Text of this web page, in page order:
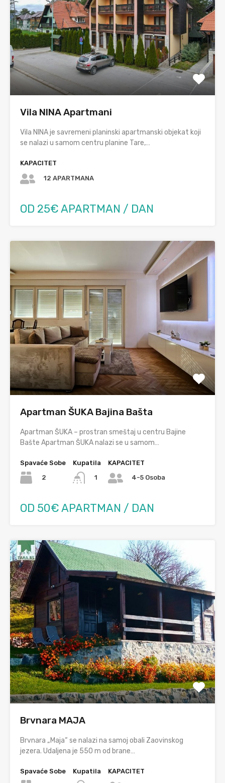
Vila NINA Apartmani
Vila NINA je savremeni planinski apartmanski objekat koji
se nalazi u samom centru planine Tare,…
KAPACITET
12 APARTMANA
OD 25€ APARTMAN / DAN
Apartman ŠUKA Bajina Bašta
Apartman ŠUKA – prostran smeštaj u centru Bajine
Bašte Apartman ŠUKA nalazi se u samom…
Spavaće Sobe
2
Kupatila
1
KAPACITET
4-5 Osoba
OD 50€ APARTMAN / DAN
Brvnara MAJA
Brvnara „Маја“ se nalazi na samoj obali Zaovinskog
jezera. Udaljenа је 550 m оd branе…
Spavaće Sobe
Kupatila
KAPACITET